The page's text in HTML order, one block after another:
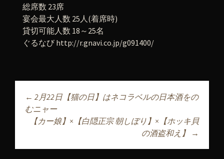
総席数 23席
宴会最大人数 25人(着席時)
貸切可能人数 18～25名
ぐるなび http://r.gnavi.co.jp/g091400/
投稿ナビゲーショ
ン
← 2月22日【猫の日】はネコラベルの日本酒をの
むニャー
【カー娘】×【白隠正宗 朝しぼり】×【ホッキ貝
の酒盗和え】
→